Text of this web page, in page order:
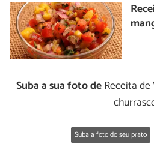
Suba a sua foto deReceita
Suba a foto do seu prato